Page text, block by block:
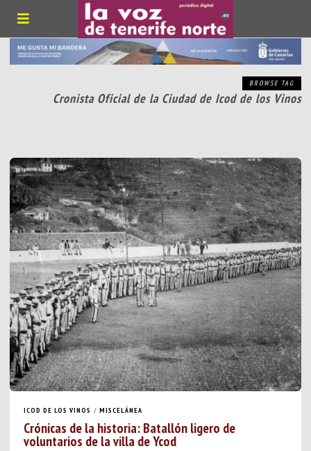
BROWSE TAG
Cronista Oficial de la Ciudad de Icod de los Vinos
ICOD DE LOS VINOS / MISCELÁNEA
Crónicas de la historia: Batallón ligero de
voluntarios de la villa de Ycod